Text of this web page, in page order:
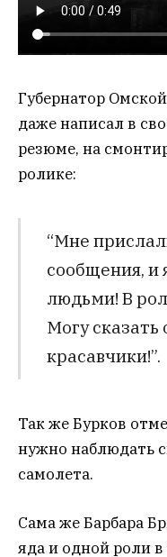
Губернатор
даже написал в
резюме, на
ролике:
“Мне
сообщения, и
людьми! В
Могу
красавчики!”.
Так же Бурков
нужно наблюдать
самолета.
Сама же Барбара
яда и одной роли